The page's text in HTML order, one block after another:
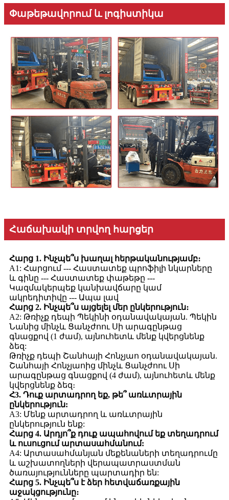
Փաթեթավորում և լոգիստիկա
Հաճախակի տրվող հարցեր
Հարց 1. Ինչպե՞ս խաղալ հերթականությամբ։
A1: Հարցում --- Հաստատեք պրոֆիլի նկարները
և գինը --- Հաստատեք փաթեթը ---
Կազմակերպեք կանխավճարը կամ
ակրեդիտիվը --- Ապա լավ
Հարց 2. Ինչպե՞ս այցելել մեր ընկերություն։
A2: Թռիչք դեպի Պեկինի օդանավակայան. Պեկին
Նանից մինչև Ցանչժոու Սի արագընթաց
գնացքով (1 ժամ), այնուհետև մենք կվերցնենք
ձեզ:
Թռիչք դեպի Շանհայի Հոնչյաո օդանավակայան.
Շանհայի Հոնչյաոից մինչև Ցանչժոու Սի
արագընթաց գնացքով (4 ժամ), այնուհետև մենք
կվերցնենք ձեզ։
Հ3. Դուք արտադրող եք, թե՞ առևտրային
ընկերություն:
A3: Մենք արտադրող և առևտրային
ընկերություն ենք:
Հարց 4. Արդյո՞ք դուք ապահովում եք տեղադրում
և ուսուցում արտասահմանում:
A4: Արտասահմանյան մեքենաների տեղադրումը
և աշխատողների վերապատրաստման
ծառայությունները պարտադիր են:
Հարց 5. Ինչպե՞ս է ձեր հետվաճառքային
աջակցությունը։